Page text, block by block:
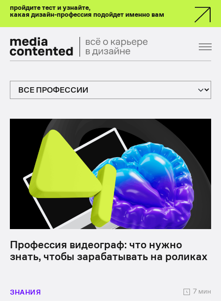
пройдите тест и узнайте,
какая дизайн-профессия подойдет именно вам
Профессия видеограф: что нужно
знать, чтобы зарабатывать на роликах
ЗНАНИЯ 7 мин